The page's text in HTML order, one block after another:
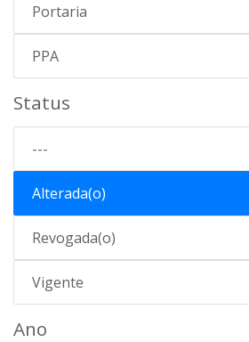
Portaria
PPA
Status
---
Alterada(o)
Revogada(o)
Vigente
Ano